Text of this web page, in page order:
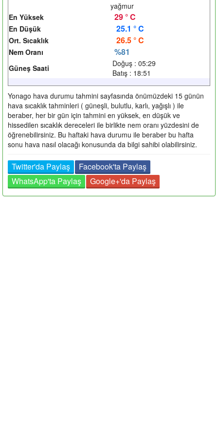
yağmur
En Yüksek
29 ° C
En Düşük 25.1 ° C
Ort. Sıcaklık 26.5 ° C
Nem Oranı %81
Güneş Saati
Doğuş : 05:29
Batış : 18:51
Yonago hava durumu tahmini sayfasında önümüzdeki 15 günün
hava sıcaklık tahminleri ( güneşli, bulutlu, karlı, yağışlı ) ile
beraber, her bir gün için tahmini en yüksek, en düşük ve
hissedilen sıcaklık dereceleri ile birlikte nem oranı yüzdesini de
öğrenebilirsiniz. Bu haftaki hava durumu ile beraber bu hafta
sonu hava nasıl olacağı konusunda da bilgi sahibi olabilirsiniz.
Twitter'da Paylaş
Facebook'ta Paylaş
WhatsApp'ta Paylaş
Google+'da Paylaş